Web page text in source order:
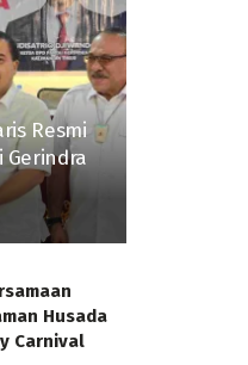
Resmi
Gerindra
Husada
Carnival